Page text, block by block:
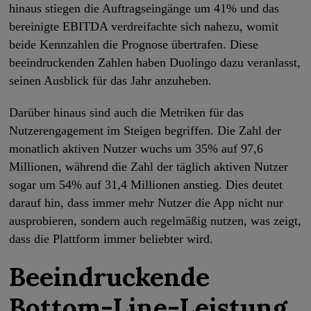
hinaus stiegen die Auftragseingänge um 41% und das
bereinigte EBITDA verdreifachte sich nahezu, womit
beide Kennzahlen die Prognose übertrafen. Diese
beeindruckenden Zahlen haben Duolingo dazu veranlasst,
seinen Ausblick für das Jahr anzuheben.
Darüber hinaus sind auch die Metriken für das
Nutzerengagement im Steigen begriffen. Die Zahl der
monatlich aktiven Nutzer wuchs um 35% auf 97,6
Millionen, während die Zahl der täglich aktiven Nutzer
sogar um 54% auf 31,4 Millionen anstieg. Dies deutet
darauf hin, dass immer mehr Nutzer die App nicht nur
ausprobieren, sondern auch regelmäßig nutzen, was zeigt,
dass die Plattform immer beliebter wird.
Beeindruckende